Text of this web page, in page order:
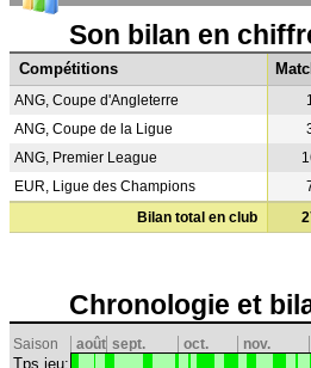
Son bilan en
Compétitions
ANG, Coupe d'Angleterre
ANG, Coupe de la Ligue
ANG, Premier League
EUR, Ligue des Champions
Bilan total en club
Chronologie et
Saison août sept. oct. nov.
Tps jeu: